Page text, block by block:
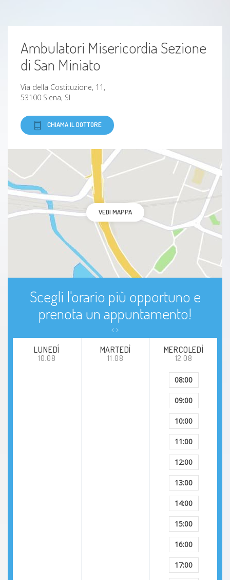
tumore maligno
Narcisismo
Disturbi della personalità
Malattie sessualmente trasmissibili
Somatizzazione
Bulimia nervosa
Sindrome del sopravvissuto
Ansia Sociale
Cefalea
Disturbo bipolare
Ambulatori Misericordia Sezione
di San Miniato
Via della Costituzione, 11,
53100 Siena, SI
CHIAMA IL DOTTORE
VEDI MAPPA
Scegli l'orario più opportuno e
prenota un appuntamento!
LUNEDÍ
10.08
MARTEDÌ
11.08
MERCOLEDÌ
12.08
08:00
09:00
10:00
11:00
12:00
13:00
14:00
15:00
16:00
17:00